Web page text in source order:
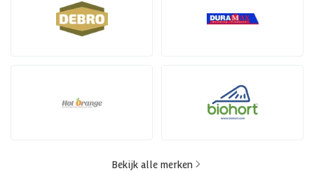
Bekijk alle merken